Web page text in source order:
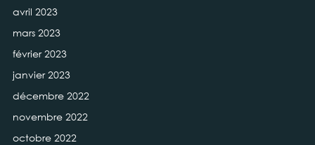
avril 2023
mars 2023
février 2023
janvier 2023
décembre 2022
novembre 2022
octobre 2022